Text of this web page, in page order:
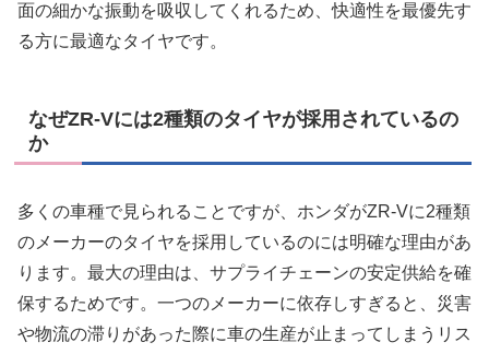
面の細かな振動を吸収してくれるため、快適性を最優先す
る方に最適なタイヤです。
なぜZR-Vには2種類のタイヤが採用されているの
か
多くの車種で見られることですが、ホンダがZR-Vに2種類
のメーカーのタイヤを採用しているのには明確な理由があ
ります。最大の理由は、サプライチェーンの安定供給を確
保するためです。一つのメーカーに依存しすぎると、災害
や物流の滞りがあった際に車の生産が止まってしまうリス